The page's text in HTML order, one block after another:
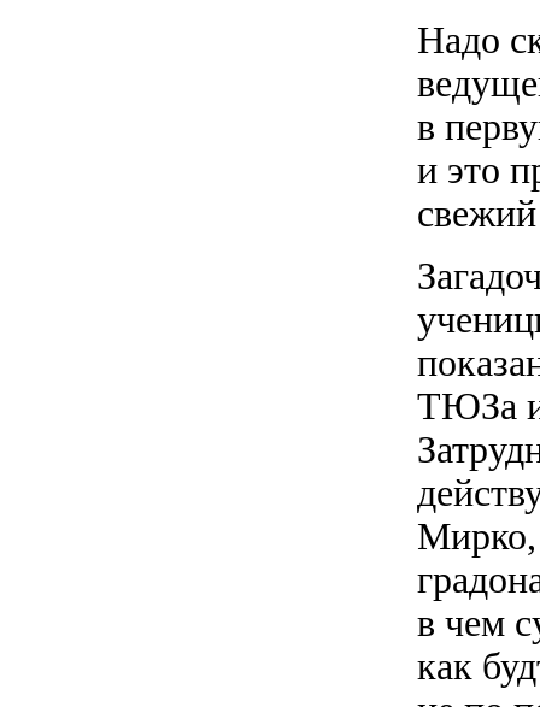
Надо
в
и это
ТЮЗа и
Мирко,
в чем
как